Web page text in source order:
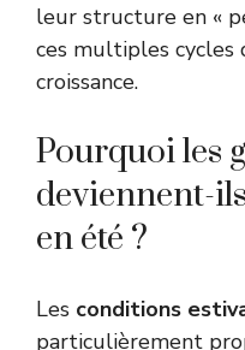
leur structure en «
ces multiples cycles
croissance.
Pourquoi les
deviennent-
en été ?
Les conditions
particulièrement